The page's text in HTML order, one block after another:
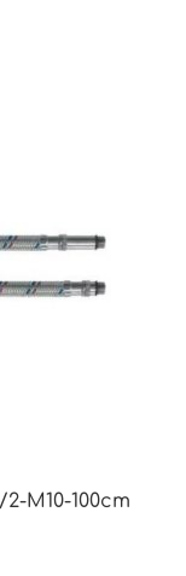
М10-100cm